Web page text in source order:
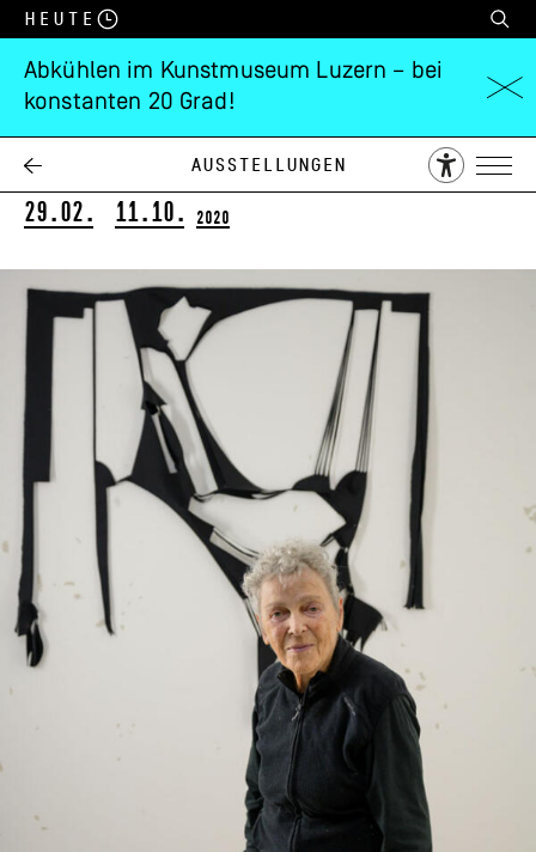
Heute
Abkühlen im Kunstmuseum Luzern – bei
konstanten 20 Grad!
Ausstellungen
Marion Baruch
Retrospektive – innenausseninnen
29.02. 11.10. 2020